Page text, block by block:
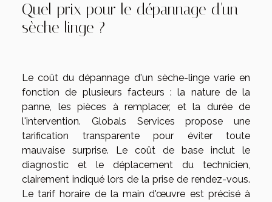
Quel prix pour le dépannage d'un
sèche linge ?
Le coût du dépannage d'un sèche-linge varie en
fonction de plusieurs facteurs : la nature de la
panne, les pièces à remplacer, et la durée de
l'intervention. Globals Services propose une
tarification transparente pour éviter toute
mauvaise surprise. Le coût de base inclut le
diagnostic et le déplacement du technicien,
clairement indiqué lors de la prise de rendez-vous.
Le tarif horaire de la main d'œuvre est précisé à